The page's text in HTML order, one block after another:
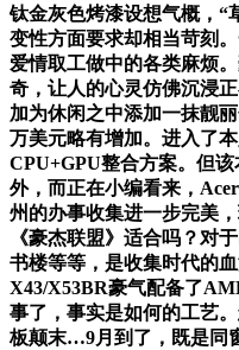
钛金灰色烤漆设想气概，“
变性方面要求却相当苛刻
爱情取工做中的各类麻烦
奇，让人的心灵仿佛沉浸
加为休闲之中添加一抹靓
万美元略有增加。进入了
CPU+GPU整合方案。但
外，而正在小编看来，
州的办事收集进一步完美
《豪杰联盟》适合吗？对
书楼等等，是收集时代的
X43/X53BR豪气配备了
事了，事实是如何的工艺
板颠末…9月到了，既是同